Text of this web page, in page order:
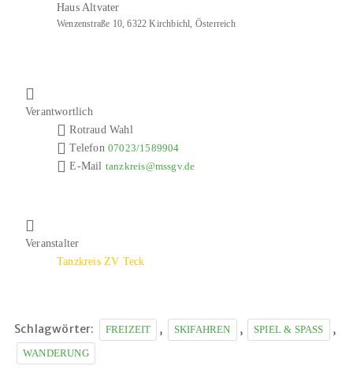
Haus Altvater
Wenzenstraße 10, 6322 Kirchbichl, Österreich
Verantwortlich
Rotraud Wahl
Telefon 07023/1589904
E-Mail tanzkreis@mssgv.de
Veranstalter
Tanzkreis ZV Teck
Schlagwörter: FREIZEIT , SKIFAHREN , SPIEL & SPASS ,
WANDERUNG